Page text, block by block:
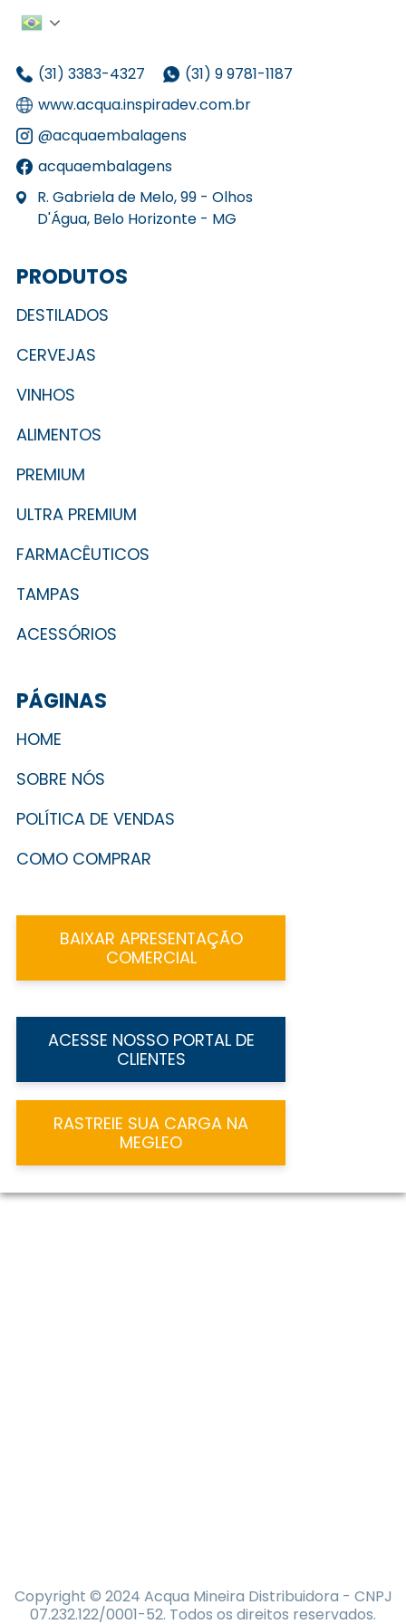
(31) 3383-4327
(31) 9 9781-1187
www.acqua.inspiradev.com.br
@acquaembalagens
acquaembalagens
R. Gabriela de Melo, 99 - Olhos
D'Água, Belo Horizonte - MG
PRODUTOS
DESTILADOS
CERVEJAS
VINHOS
ALIMENTOS
PREMIUM
ULTRA PREMIUM
FARMACÊUTICOS
TAMPAS
ACESSÓRIOS
PÁGINAS
HOME
SOBRE NÓS
POLÍTICA DE VENDAS
COMO COMPRAR
BAIXAR APRESENTAÇÃO
COMERCIAL
ACESSE NOSSO PORTAL DE
CLIENTES
RASTREIE SUA CARGA NA
MEGLEO
Copyright © 2024 Acqua Mineira Distribuidora - CNPJ
07.232.122/0001-52. Todos os direitos reservados.